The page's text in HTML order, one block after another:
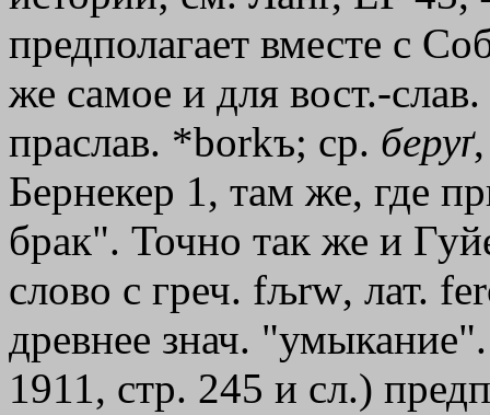
предполагает вместе с
же самое и для вост.-
праслав. *borkъ; ср. беруґ
Бернекер 1, там же, где
брак". Точно так же и
слово с греч. fљrw, лат.
древнее знач.
1911, стр. 245 и сл.)